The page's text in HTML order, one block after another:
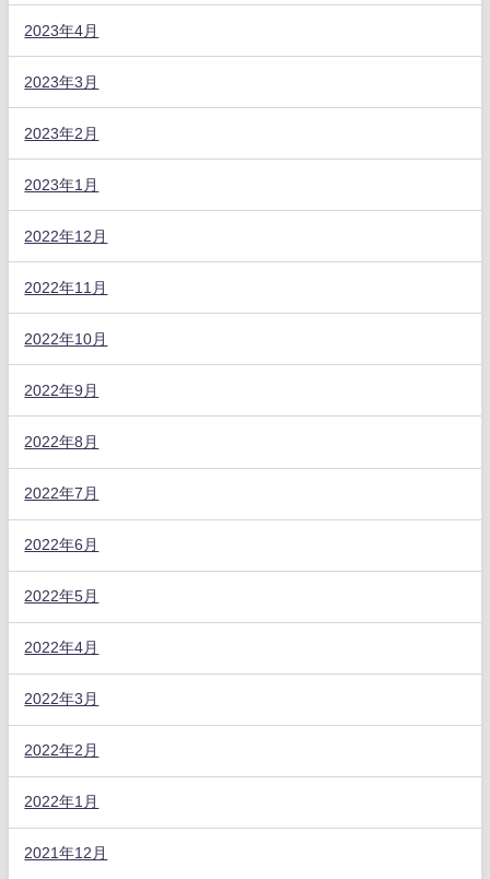
2023年4月
2023年3月
2023年2月
2023年1月
2022年12月
2022年11月
2022年10月
2022年9月
2022年8月
2022年7月
2022年6月
2022年5月
2022年4月
2022年3月
2022年2月
2022年1月
2021年12月